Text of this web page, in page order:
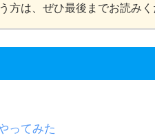
方は、ぜひ最後までお読みく
ってみた